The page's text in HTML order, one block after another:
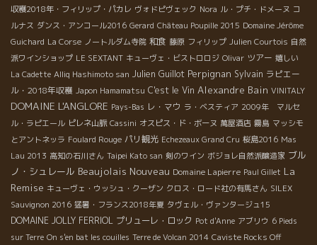
収穫2018年・フィリップ・パカレ ヴォドピヴェック Nora ル・プチ・ドメーヌ コ
ルナス ダンス・アンコール2016 Gerard Château Poupille 2015 Domaine Jérôme
Guichard La Corse ノートルダム寺院 和食 藤原 フィリップ Julien Courtois 自然
派ワインショップ LE SEXTANT キューヴェ・ビストロロジ Olivar ツアー 嬉しい
La Cadette Alliq Hashimoto san Julien Guillot Perpignan Sylvain ラピエー
ル・2018年収穫 Japon Hamamatsu C'est le Vin Alexandre Bain VINITALY
DOMAINE L'ANGLORE Pays-Bas レ・マウ ラ・ベスティア 2009年 マルセ
ル・ラピエール ピレネ山脈 Cassini オスピス・ド・ボーヌ 萬屋酒店 霧島 マッシモ
とアントネッラ Foulard Rouge パリ観光 Echezeaux Grand Cru 桜島2016 Mas
Lau 2013 高知の石川さん Taipei Kato san 剣のワイン ボジョレ自然派醸造家 ブル
ノ・シュレール Beaujolais Nouveau Domaine Lapierre Paul Gillet La
Remise キューヴェ・ウッシュ・クーザン クロス・ロード社の有馬さん SILEX
Sauvignon 2016 猛暑・フランス2018年夏 タヴェル・ヴァンタージュ15
DOMAINE JOLLY FERRIOL プリューレ・ロック Pot d'Anne アブリウ 6 Pieds
sur Terre On s'en bat les couilles Terre de Volcan 2014 Caviste Rocks Off